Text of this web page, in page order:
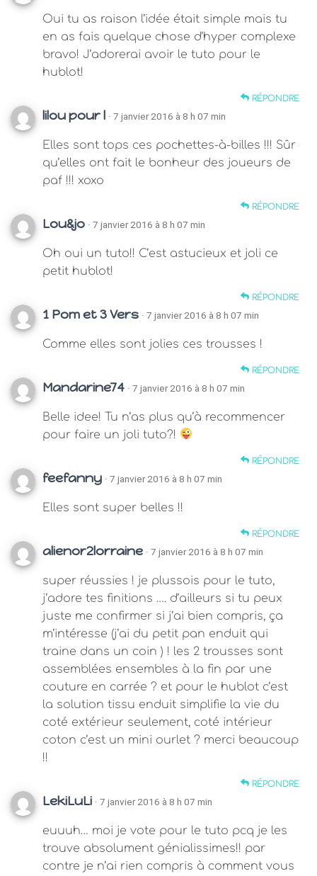
Oui tu as raison l’idée était simple mais tu
en as fais quelque chose d’hyper complexe
bravo! J’adorerai avoir le tuto pour le
hublot!
RÉPONDRE
lilou pour l · 7 janvier 2016 à 8 h 07 min
Elles sont tops ces pochettes-à-billes !!! Sûr
qu’elles ont fait le bonheur des joueurs de
paf !!! xoxo
RÉPONDRE
Lou&jo · 7 janvier 2016 à 8 h 07 min
Oh oui un tuto!! C’est astucieux et joli ce
petit hublot!
RÉPONDRE
1 Pom et 3 Vers · 7 janvier 2016 à 8 h 07 min
Comme elles sont jolies ces trousses !
RÉPONDRE
Mandarine74 · 7 janvier 2016 à 8 h 07 min
Belle idee! Tu n’as plus qu’à recommencer
pour faire un joli tuto?!
RÉPONDRE
feefanny · 7 janvier 2016 à 8 h 07 min
Elles sont super belles !!
RÉPONDRE
alienor2lorraine · 7 janvier 2016 à 8 h 07 min
super réussies ! je plussois pour le tuto,
j’adore tes finitions …. d’ailleurs si tu peux
juste me confirmer si j’ai bien compris, ça
m’intéresse (j’ai du petit pan enduit qui
traine dans un coin ) ! les 2 trousses sont
assemblées ensembles à la fin par une
couture en carrée ? et pour le hublot c’est
la solution tissu enduit simplifie la vie du
coté extérieur seulement, coté intérieur
coton c’est un mini ourlet ? merci beaucoup
!!
RÉPONDRE
LekiLuLi · 7 janvier 2016 à 8 h 07 min
euuuh… moi je vote pour le tuto pcq je les
trouve absolument génialissimes!! par
contre je n’ai rien compris à comment vous